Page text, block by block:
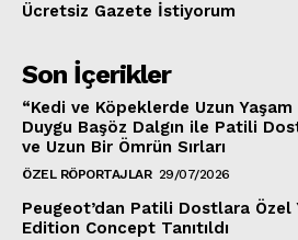
Ücretsiz Gazete İstiyorum
Son İçerikler
“Kedi ve Köpeklerde Uzun
Duygu Başöz Dalgın ile Patili
ve Uzun Bir Ömrün Sırları
ÖZEL RÖPORTAJLAR 29/07/2026
Peugeot’dan Patili Dostlara
Edition Concept Tanıtıldı